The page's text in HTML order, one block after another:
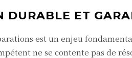
DURABLE ET
est un enjeu
ne se contente pas de